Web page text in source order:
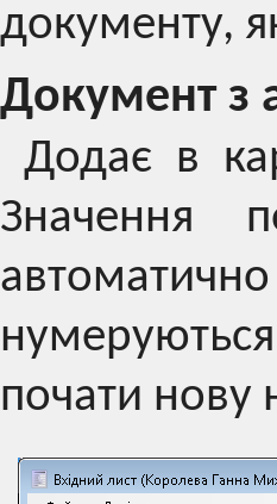
документу,
Документ з
Додає в
Значення
почати нову